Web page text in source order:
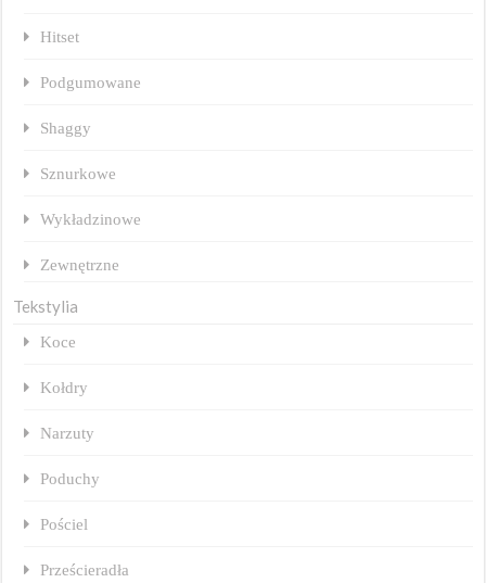
Hitset
Podgumowane
Shaggy
Sznurkowe
Wykładzinowe
Zewnętrzne
Tekstylia
Koce
Kołdry
Narzuty
Poduchy
Pościel
Prześcieradła